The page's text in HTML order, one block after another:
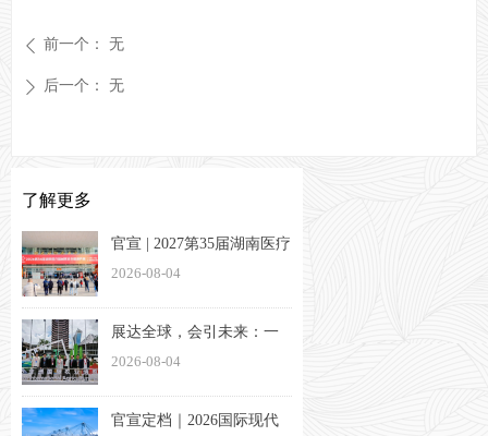
ꄴ 前一个： 无
ꄲ 后一个： 无
了解更多
官宣 | 2027第35届湖南医疗
器械展览会定档3月26-28日
2026-08-04
展达全球，会引未来：一
家湖南会展企业的出海方
2026-08-04
官宣定档｜2026国际现代